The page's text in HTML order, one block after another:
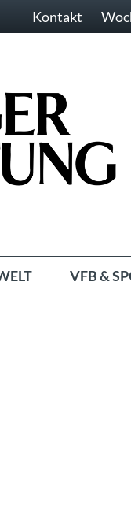
Kontakt
VFB &